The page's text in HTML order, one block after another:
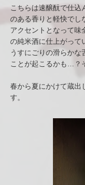
こちらは速醸酛で仕込
のある香りと軽快でし
アクセントとなって味
の純米酒に仕上がって
うすにごりの滑らかな
ことが起こるかも…？
春から夏にかけて蔵出
す。